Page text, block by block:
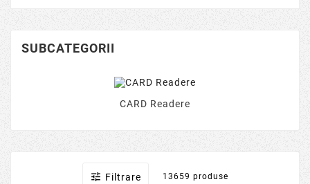
SUBCATEGORII
CARD Readere
 Filtrare 13659 produse